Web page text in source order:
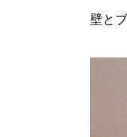
壁と